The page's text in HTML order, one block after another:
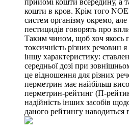
прийомі кошти всередину, а
кошти в кров. Крім того
систем організму окремо,
пестицидів говорять про
Таким чином, щоб хоч якось
токсичність різних речовин
іншу характеристику:
середньої дозі при
це відношення для різних
перметрин має найбільш
перметрин-рейтинг (П-
надійність інших засобів
даного рейтингу наводиться